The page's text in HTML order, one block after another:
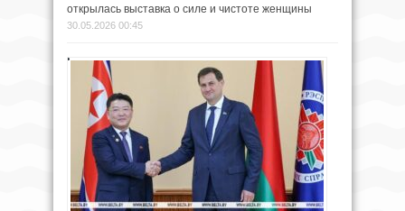
открылась выставка о силе и чистоте женщины
30.05.2026 00:45